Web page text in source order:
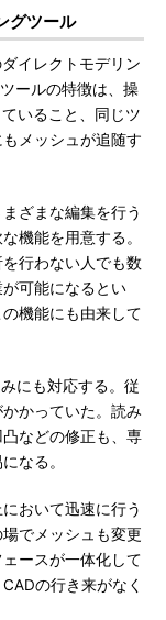
グツール
イレクトモデリン
ールの特徴は、操
いること、同じツ
メッシュが追随す
ざまな編集を行う
機能を用意する。
行わない人でも数
可能になるとい
機能にも由来して
にも対応する。従
かっていた。読み
などの修正も、専
なる。
おいて迅速に行う
でメッシュも変更
ースが一体化して
の行き来がなく